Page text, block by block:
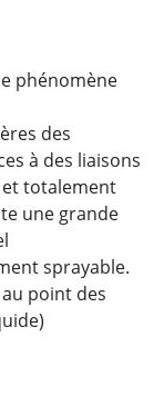
phénomène
des
à des liaisons
et totalement
une grande
sprayable.
point des